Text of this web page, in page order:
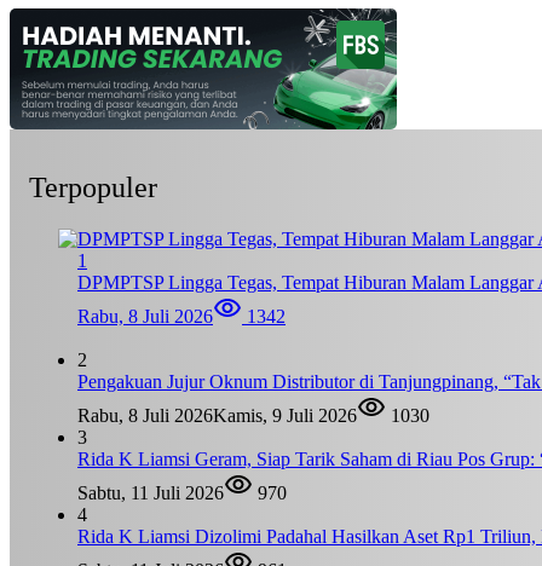
Terpopuler
1
DPMPTSP Lingga Tegas, Tempat Hiburan Malam Langgar
Rabu, 8 Juli 2026
1342
2
Pengakuan Jujur Oknum Distributor di Tanjungpinang,
Rabu, 8 Juli 2026Kamis, 9 Juli 2026
1030
3
Rida K Liamsi Geram, Siap Tarik Saham di Riau Pos
Sabtu, 11 Juli 2026
970
4
Rida K Liamsi Dizolimi Padahal Hasilkan Aset Rp1 Triliun,